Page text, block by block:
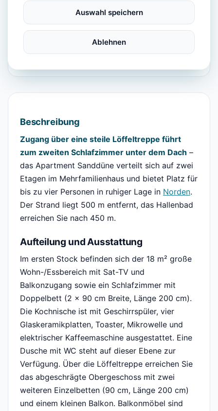
Balkon Küchenutensilien
Toaster Wandern Reiten Segeln
Strand Kinderhochstuhl
Parkmöglichkeit Satelliten-TV
Beschreibung
Zugang über eine steile Löffeltreppe führt
zum zweiten Schlafzimmer unter dem Dach –
das Apartment Sanddüne verteilt sich auf zwei
Etagen im Mehrfamilienhaus und bietet Platz für
bis zu vier Personen in ruhiger Lage in Norden.
Der Strand liegt 500 m entfernt, das Hallenbad
erreichen Sie nach 450 m.
Aufteilung und Ausstattung
Im ersten Stock befinden sich der 18 m² große
Wohn-/Essbereich mit Sat-TV und
Balkonzugang sowie ein Schlafzimmer mit
Doppelbett (2 x 90 cm Breite, Länge 200 cm).
Die Kochnische ist mit Geschirrspüler, vier
Glaskeramikplatten, Toaster, Mikrowelle und
elektrischer Kaffeemaschine ausgestattet. Eine
Dusche mit WC steht auf dieser Ebene zur
Verfügung. Über die Löffeltreppe erreichen Sie
das abgeschrägte Obergeschoss mit zwei
weiteren Einzelbetten (90 cm, Länge 200 cm)
und einem kleinen Balkon. Balkonmöbel sind
Auswahl speichern
Ablehnen